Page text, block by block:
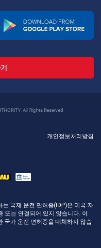
All Rights Reserved
개인정보처리방침
국제 운전 면허증(IDP)은 미국 자
또는 연결되어 있지 않습니다. 이
국가 운전 면허증을 대체하지 않습